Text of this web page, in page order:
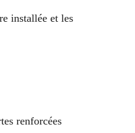
installée et les
renforcées